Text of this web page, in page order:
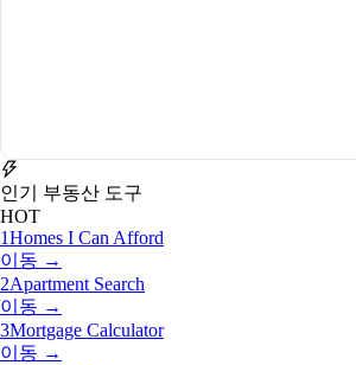
인기 부동산 도구
HOT
1Homes I Can Afford
이동 →
2Apartment Search
이동 →
3Mortgage Calculator
이동 →